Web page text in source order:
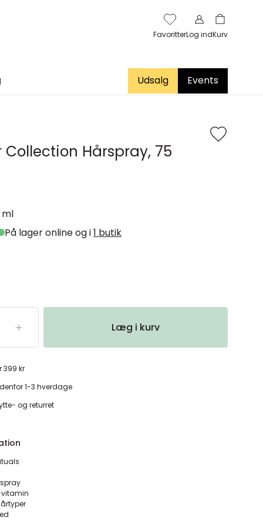
FavoritterLog indKurv
Udsalg Events
Collection Hårspray, 75
ml
På lager online og i1 butik
Læg i kurv
399 kr
1-3 hverdage
og returret
vitamin